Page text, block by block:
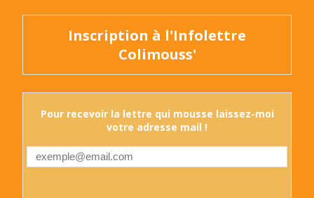
Inscription à l'Infolettre
Colimouss'
Pour recevoir la lettre qui mousse laissez-moi
votre adresse mail !